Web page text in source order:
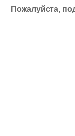
Пожалуйста,